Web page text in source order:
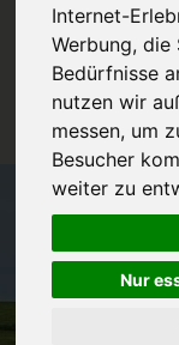
Internet-
Werbung, die
Bedürfnisse
nutzen wir
messen, um
Besucher
weiter zu
Nur
Das von Ihnen
nicht verfügbar.